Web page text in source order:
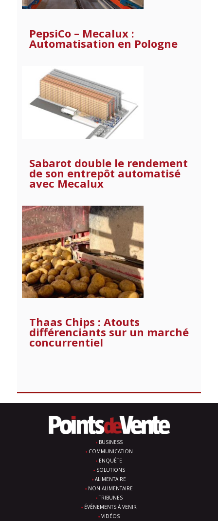
PepsiCo – Mecalux :
Automatisation en Pologne
Sabarot double le rendement
de son entrepôt automatisé
avec Mecalux
Thaas Chips : Atouts
différenciants sur un marché
concurrentiel
BUSINESS
COMMUNICATION
ENQUÊTE
SOLUTIONS
ALIMENTAIRE
NON ALIMENTAIRE
TRIBUNES
ÉVÉNEMENTS À VENIR
VIDÉOS